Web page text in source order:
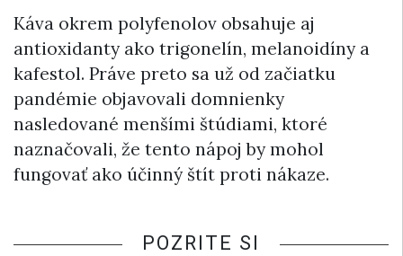
Káva okrem polyfenolov obsahuje aj
antioxidanty ako trigonelín, melanoidíny a
kafestol. Práve preto sa už od začiatku
pandémie objavovali domnienky
nasledované menšími štúdiami, ktoré
naznačovali, že tento nápoj by mohol
fungovať ako účinný štít proti nákaze.
POZRITE SI